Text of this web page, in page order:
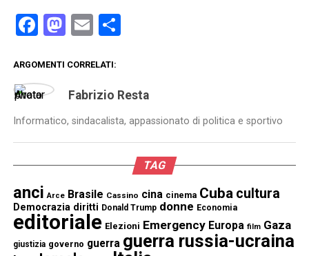
Facebook
Mastodon
EmailCondividi
ARGOMENTI CORRELATI:
Fabrizio Resta
Informatico, sindacalista, appassionato di politica e sportivo
TAG
anci Arce Brasile Cassino cina cinema Cuba cultura
Democrazia diritti Donald Trump donne Economia
editoriale Elezioni Emergency Europa film Gaza
giustizia governo guerra guerra russia-ucraina